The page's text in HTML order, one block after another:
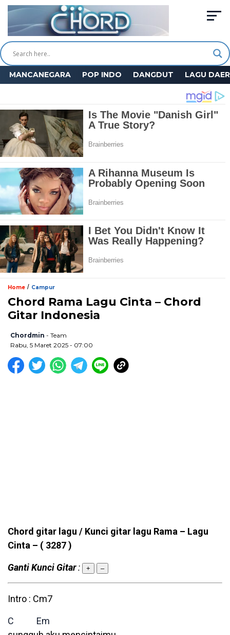
MANCANEGARA POP INDO DANGDUT LAGU
Home / Campur
Chord Rama Lagu Cinta – Chord
Gitar Indonesia
Chordmin - Team
Rabu, 5 Maret 2025 - 07:00
Chord gitar lagu / Kunci gitar lagu Rama – Lagu
Cinta – ( 3287 )
Ganti Kunci Gitar: + –
Intro : Cm7
C
Em